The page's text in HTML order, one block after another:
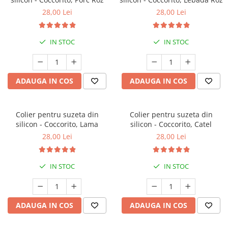
28,00 Lei
IN STOC
ADAUGA IN COS
28,00 Lei
IN STOC
ADAUGA IN COS
Colier pentru suzeta din
silicon - Coccorito, Lama
28,00 Lei
IN STOC
ADAUGA IN COS
Colier pentru suzeta din
silicon - Coccorito, Catel
28,00 Lei
IN STOC
ADAUGA IN COS